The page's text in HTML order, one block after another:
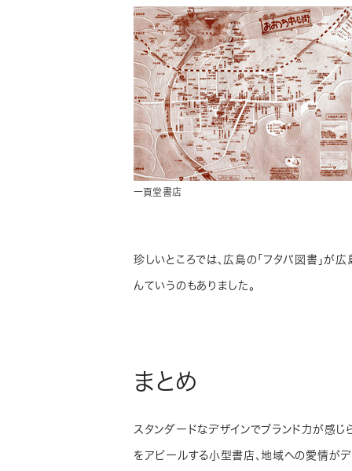
一頁堂書店
珍しいところでは、広島の「フタバ図書」が
んていうのもありました。
まとめ
スタンダードなデザインでブランド力が感
をアピールする小型書店、地域への愛情が